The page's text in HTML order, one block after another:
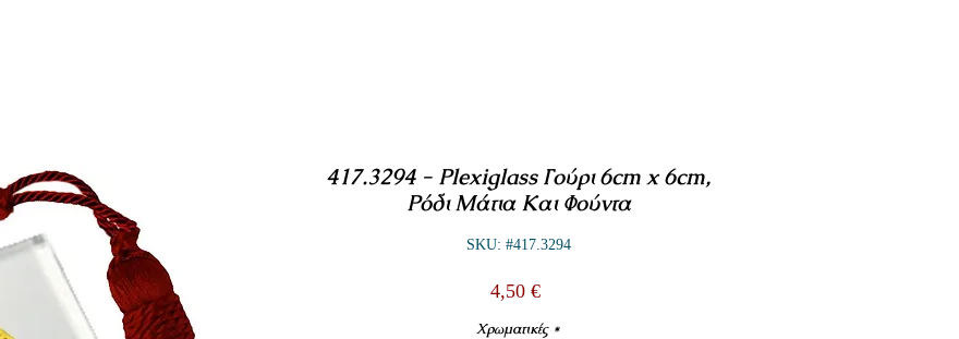
417.3294 - Plexiglass Γούρι 6cm x 6cm,
Ρόδι Μάτια Και Φούντα
SKU: #417.3294
4,50 €Τιμή
Χρωματικές *